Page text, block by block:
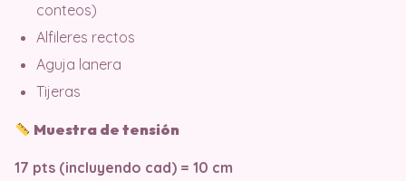
conteos)
Alfileres rectos
Aguja lanera
Tijeras
Muestra de tensión
17 pts (incluyendo cad) = 10 cm